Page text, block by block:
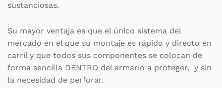
sustanciosas.
Su mayor ventaja es que el único sistema del
mercado en el que su montaje es rápido y directo en
carril y que todos sus componentes se colocan de
forma sencilla DENTRO del armario a proteger, y sin
la necesidad de perforar.